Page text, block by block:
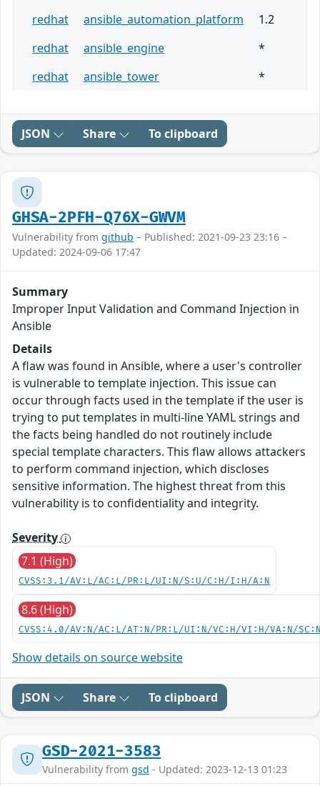
redhat ansible_automation_platform
1.2
redhat
ansible_engine
*
redhat
ansible_tower *
JSON Share To clipboard
GHSA-2PFH-Q76X-GWVM
Vulnerability from github – Published: 2021-09-23 23:16 –
Updated: 2024-09-06 17:47
Summary
Improper Input Validation and Command Injection in
Ansible
Details
A flaw was found in Ansible, where a user's controller
is vulnerable to template injection. This issue can
occur through facts used in the template if the user is
trying to put templates in multi-line YAML strings and
the facts being handled do not routinely include
special template characters. This flaw allows attackers
to perform command injection, which discloses
sensitive information. The highest threat from this
vulnerability is to confidentiality and integrity.
Severity
7.1 (High)
CVSS:3.1/AV:L/AC:L/PR:L/UI:N/S:U/C:H/I:H/A:N
8.6 (High)
CVSS:4.0/AV:N/AC:L/AT:N/PR:L/UI:N/VC:H/VI:H/VA:N/
Show details on source website
JSON Share To clipboard
GSD-2021-3583
Vulnerability from gsd - Updated: 2023-12-13 01:23